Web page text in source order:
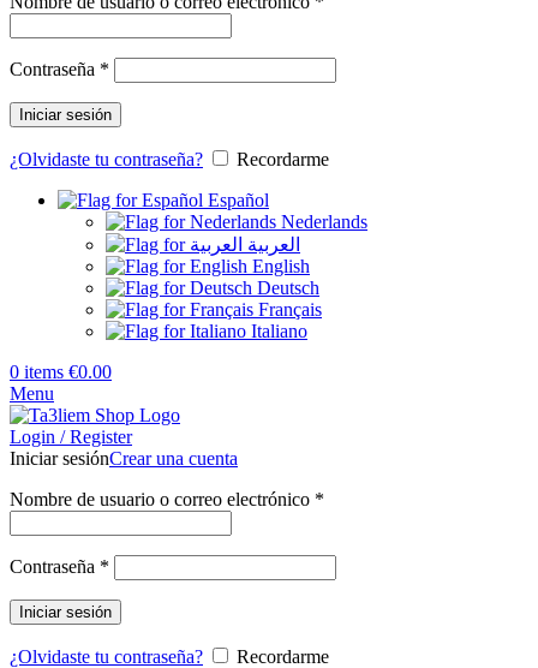
Contraseña *
Iniciar sesión
¿Olvidaste tu contraseña?
Recordarme
Español
Nederlands
العربية
English
Deutsch
Français
Italiano
0 items €0.00
Menu
Login / Register
Iniciar sesiónCrear una cuenta
Nombre de usuario o correo electrónico *
Contraseña *
Iniciar sesión
¿Olvidaste tu contraseña?
Recordarme